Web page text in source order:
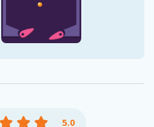
5.0